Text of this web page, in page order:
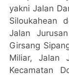
yakni Jalan
Siloukahean
Jalan
Girsang
Miliar, Jalan
Kecamatan